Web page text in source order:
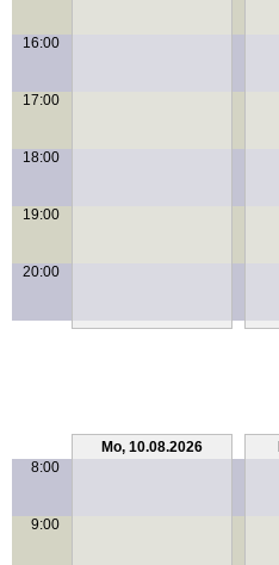
16:00
17:00
18:00
19:00
20:00
Mo, 10.08.2026
8:00
9:00